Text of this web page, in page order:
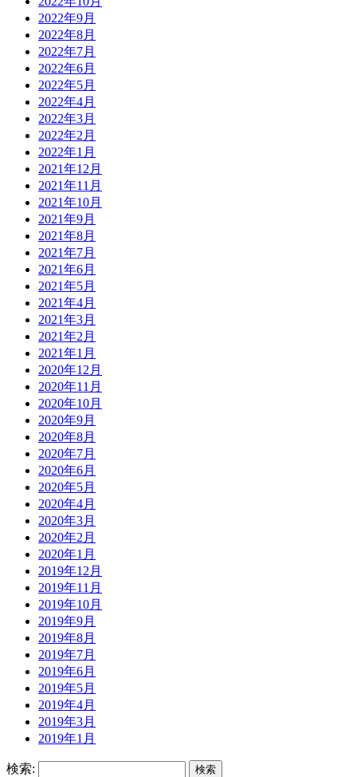
2022年9月
2022年8月
2022年7月
2022年6月
2022年5月
2022年4月
2022年3月
2022年2月
2022年1月
2021年12月
2021年11月
2021年10月
2021年9月
2021年8月
2021年7月
2021年6月
2021年5月
2021年4月
2021年3月
2021年2月
2021年1月
2020年12月
2020年11月
2020年10月
2020年9月
2020年8月
2020年7月
2020年6月
2020年5月
2020年4月
2020年3月
2020年2月
2020年1月
2019年12月
2019年11月
2019年10月
2019年9月
2019年8月
2019年7月
2019年6月
2019年5月
2019年4月
2019年3月
2019年1月
検索: